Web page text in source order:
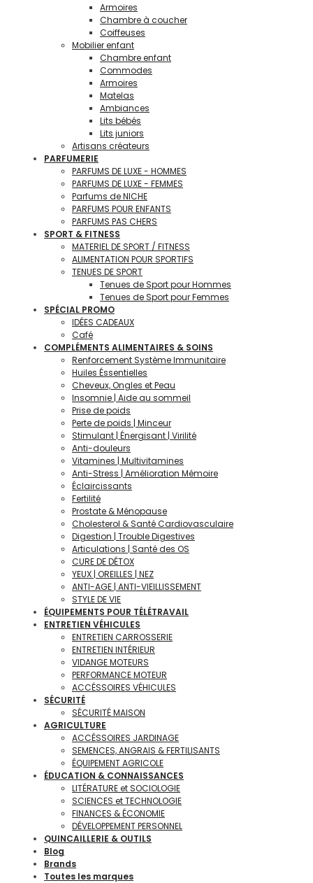
Armoires
Chambre à coucher
Coiffeuses
Mobilier enfant
Chambre enfant
Commodes
Armoires
Matelas
Ambiances
Lits bébés
Lits juniors
Artisans créateurs
PARFUMERIE
PARFUMS DE LUXE - HOMMES
PARFUMS DE LUXE - FEMMES
Parfums de NICHE
PARFUMS POUR ENFANTS
PARFUMS PAS CHERS
SPORT & FITNESS
MATERIEL DE SPORT / FITNESS
ALIMENTATION POUR SPORTIFS
TENUES DE SPORT
Tenues de Sport pour Hommes
Tenues de Sport pour Femmes
SPÉCIAL PROMO
IDÉES CADEAUX
Café
COMPLÉMENTS ALIMENTAIRES & SOINS
Renforcement Système Immunitaire
Huiles Éssentielles
Cheveux, Ongles et Peau
Insomnie | Aide au sommeil
Prise de poids
Perte de poids | Minceur
Stimulant | Énergisant | Virilité
Anti-douleurs
Vitamines | Multivitamines
Anti-Stress | Amélioration Mémoire
Éclaircissants
Fertilité
Prostate & Ménopause
Cholesterol & Santé Cardiovasculaire
Digestion | Trouble Digestives
Articulations | Santé des OS
CURE DE DÉTOX
YEUX | OREILLES | NEZ
ANTI-AGE | ANTI-VIEILLISSEMENT
STYLE DE VIE
ÉQUIPEMENTS POUR TÉLÉTRAVAIL
ENTRETIEN VÉHICULES
ENTRETIEN CARROSSERIE
ENTRETIEN INTÉRIEUR
VIDANGE MOTEURS
PERFORMANCE MOTEUR
ACCÉSSOIRES VÉHICULES
SÉCURITÉ
SÉCURITÉ MAISON
AGRICULTURE
ACCÉSSOIRES JARDINAGE
SEMENCES, ANGRAIS & FERTILISANTS
ÉQUIPEMENT AGRICOLE
ÉDUCATION & CONNAISSANCES
LITÉRATURE et SOCIOLOGIE
SCIENCES et TECHNOLOGIE
FINANCES & ÉCONOMIE
DÉVELOPPEMENT PERSONNEL
QUINCAILLERIE & OUTILS
Blog
Brands
Toutes les marques